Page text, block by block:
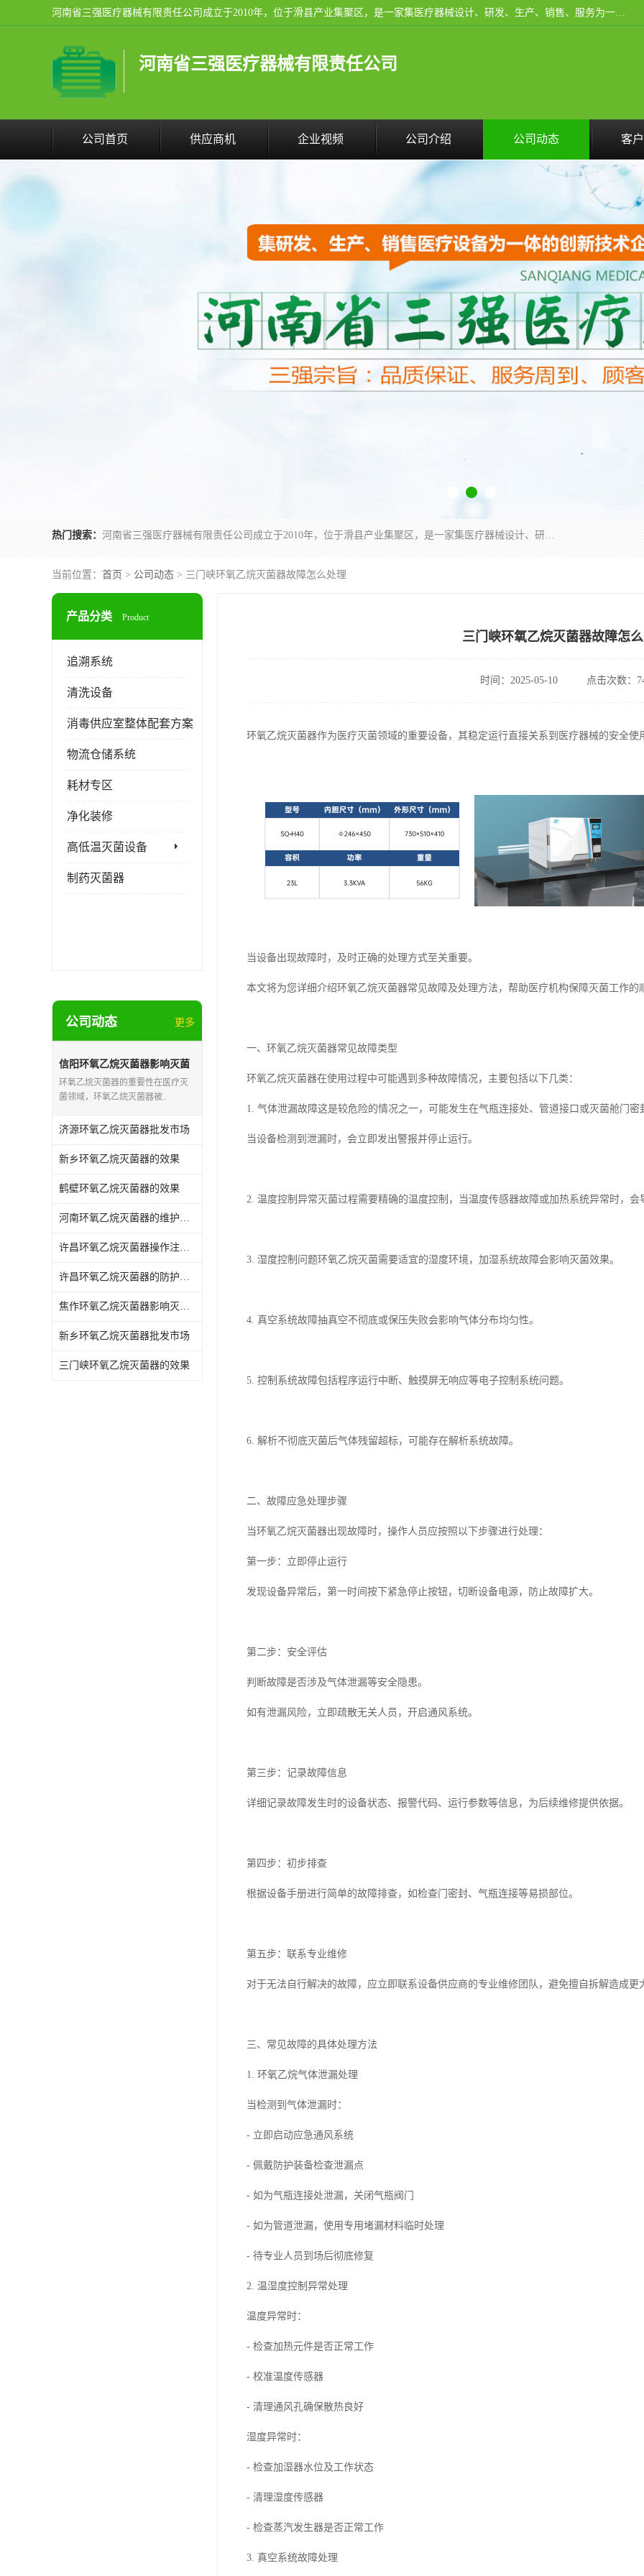
河南省三强医疗器械有限责任公司成立于2010年，位于滑县产业集聚区，是一家集医疗器械设计、研发、生产、销售、服务为一体的现代化高新技术企业。企业园区占地11.8万余平方米，设计建筑面积约13万平方米，总投资约5亿元，主要产品涵盖了清洗灭菌设备、消毒供应室整体配套方案、净化装修、洗消追溯系统、婴儿洗浴系统、物流仓储系统等6大板块。
河南省三强医疗器械有限责任公司
公司首页 供应商机 企业视频 公司介绍 公司动态 客
热门搜索： 河南省三强医疗器械有限责任公司成立于2010年，位于滑县产业集聚区，是一家集医疗器械设计、研发、生产、销售、服务为一体的现代化高新技术企业。企业园区占地11.8万余平方米，设计建筑面积约13万平方米，总投资约5亿元，主要产品涵盖了清洗灭菌设备、消毒供应室整体配套方案、净化装修、洗消追溯系统、婴儿洗浴系统、物流仓储系统等6大板块。
当前位置： 首页 > 公司动态 > 三门峡环氧乙烷灭菌器故障怎么处理
产品分类 Product
追溯系统
清洗设备
消毒供应室整体配套方案
物流仓储系统
耗材专区
净化装修
高低温灭菌设备
制药灭菌器
公司动态 更多
信阳环氧乙烷灭菌器影响灭菌
的效果因素
环氧乙烷灭菌器的重要性在医疗灭
菌领域，环氧乙烷灭菌器被..
济源环氧乙烷灭菌器批发市场
新乡环氧乙烷灭菌器的效果
鹤壁环氧乙烷灭菌器的效果
河南环氧乙烷灭菌器的维护和保养
许昌环氧乙烷灭菌器操作注意事项
许昌环氧乙烷灭菌器的防护作用
焦作环氧乙烷灭菌器影响灭菌的效果因素
新乡环氧乙烷灭菌器批发市场
三门峡环氧乙烷灭菌器的效果
三门峡环氧乙烷灭菌器故障怎
时间：2025-05-10 点击次数：
环氧乙烷灭菌器作为医疗灭菌领域的重要设备，其稳定运行直接关系到医疗器械的安全使
当设备出现故障时，及时正确的处理方式至关重要。
本文将为您详细介绍环氧乙烷灭菌器常见故障及处理方法，帮助医疗机构保障灭菌工作的
一、环氧乙烷灭菌器常见故障类型
环氧乙烷灭菌器在使用过程中可能遇到多种故障情况，主要包括以下几类：
1. 气体泄漏故障这是较危险的情况之一，可能发生在气瓶连接处、管道接口或灭菌舱门密
当设备检测到泄漏时，会立即发出警报并停止运行。
2. 温度控制异常灭菌过程需要精确的温度控制，当温度传感器故障或加热系统异常时，会
3. 湿度控制问题环氧乙烷灭菌需要适宜的湿度环境，加湿系统故障会影响灭菌效果。
4. 真空系统故障抽真空不彻底或保压失败会影响气体分布均匀性。
5. 控制系统故障包括程序运行中断、触摸屏无响应等电子控制系统问题。
6. 解析不彻底灭菌后气体残留超标，可能存在解析系统故障。
二、故障应急处理步骤
当环氧乙烷灭菌器出现故障时，操作人员应按照以下步骤进行处理：
第一步：立即停止运行
发现设备异常后，第一时间按下紧急停止按钮，切断设备电源，防止故障扩大。
第二步：安全评估
判断故障是否涉及气体泄漏等安全隐患。
如有泄漏风险，立即疏散无关人员，开启通风系统。
第三步：记录故障信息
详细记录故障发生时的设备状态、报警代码、运行参数等信息，为后续维修提供依据。
第四步：初步排查
根据设备手册进行简单的故障排查，如检查门密封、气瓶连接等易损部位。
第五步：联系专业维修
对于无法自行解决的故障，应立即联系设备供应商的专业维修团队，避免擅自拆解造成更
三、常见故障的具体处理方法
1. 环氧乙烷气体泄漏处理
当检测到气体泄漏时：
- 立即启动应急通风系统
- 佩戴防护装备检查泄漏点
- 如为气瓶连接处泄漏，关闭气瓶阀门
- 如为管道泄漏，使用专用堵漏材料临时处理
- 待专业人员到场后彻底修复
2. 温湿度控制异常处理
温度异常时：
- 检查加热元件是否正常工作
- 校准温度传感器
- 清理通风孔确保散热良好
湿度异常时：
- 检查加湿器水位及工作状态
- 清理湿度传感器
- 检查蒸汽发生器是否正常工作
3. 真空系统故障处理